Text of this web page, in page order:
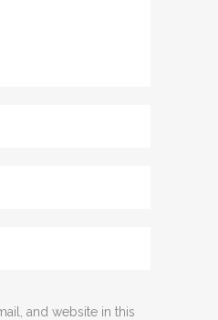
and website in this